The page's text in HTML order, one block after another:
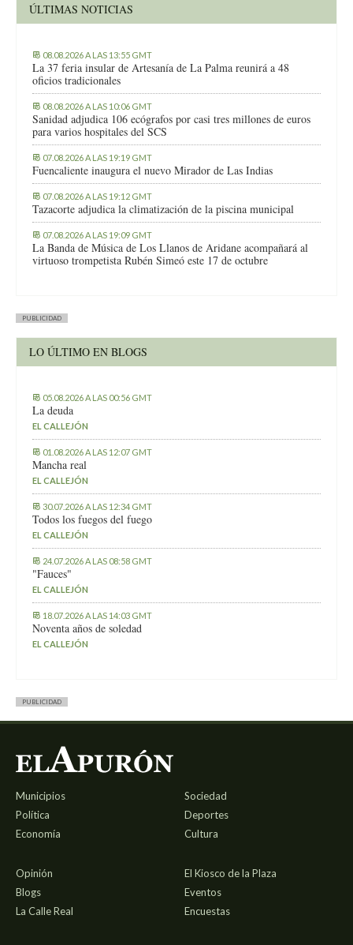
ÚLTIMAS NOTICIAS
08.08.2026 A LAS 13:55 GMT
La 37 feria insular de Artesanía de La Palma reunirá a 48
oficios tradicionales
08.08.2026 A LAS 10:06 GMT
Sanidad adjudica 106 ecógrafos por casi tres millones de euros
para varios hospitales del SCS
07.08.2026 A LAS 19:19 GMT
Fuencaliente inaugura el nuevo Mirador de Las Indias
07.08.2026 A LAS 19:12 GMT
Tazacorte adjudica la climatización de la piscina municipal
07.08.2026 A LAS 19:09 GMT
La Banda de Música de Los Llanos de Aridane acompañará al
virtuoso trompetista Rubén Simeó este 17 de octubre
PUBLICIDAD
LO ÚLTIMO EN BLOGS
05.08.2026 A LAS 00:56 GMT
La deuda
EL CALLEJÓN
01.08.2026 A LAS 12:07 GMT
Mancha real
EL CALLEJÓN
30.07.2026 A LAS 12:34 GMT
Todos los fuegos del fuego
EL CALLEJÓN
24.07.2026 A LAS 08:58 GMT
"Fauces"
EL CALLEJÓN
18.07.2026 A LAS 14:03 GMT
Noventa años de soledad
EL CALLEJÓN
PUBLICIDAD
Municipios
Política
Economía
Sociedad
Deportes
Cultura
Opinión
Blogs
La Calle Real
El Kiosco de la Plaza
Eventos
Encuestas